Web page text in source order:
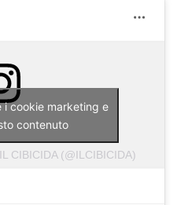
CIBICIDA (@ILCIBICIDA)
i cookie marketing e
contenuto